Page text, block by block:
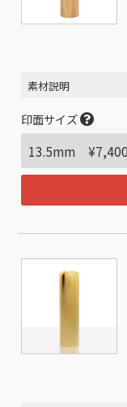
素材説明
印面サイズ